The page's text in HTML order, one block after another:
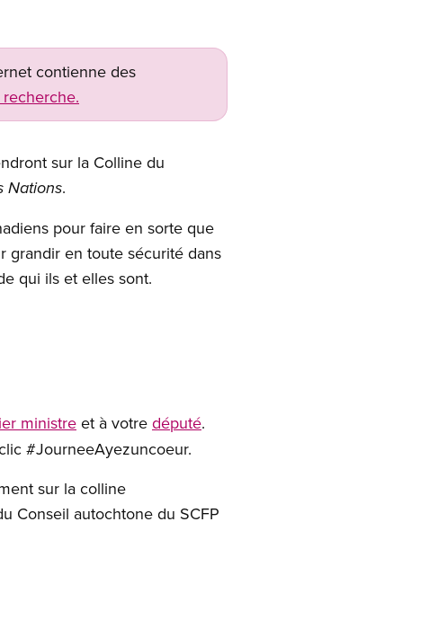
contienne des
sur la Colline du
Nations.
pour faire en sorte que
grandir en toute sécurité dans
qui ils et elles sont.
ministreet à votre député.
#JourneeAyezuncoeur.
sur la colline
Conseil autochtone du SCFP